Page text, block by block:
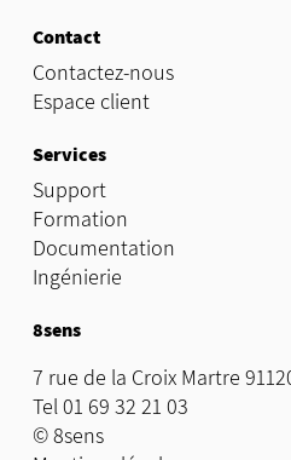
Contact
Contactez-nous
Espace client
Services
Support
Formation
Documentation
Ingénierie
8sens
7 rue de la Croix Martre
Tel 01 69 32 21 03
© 8sens